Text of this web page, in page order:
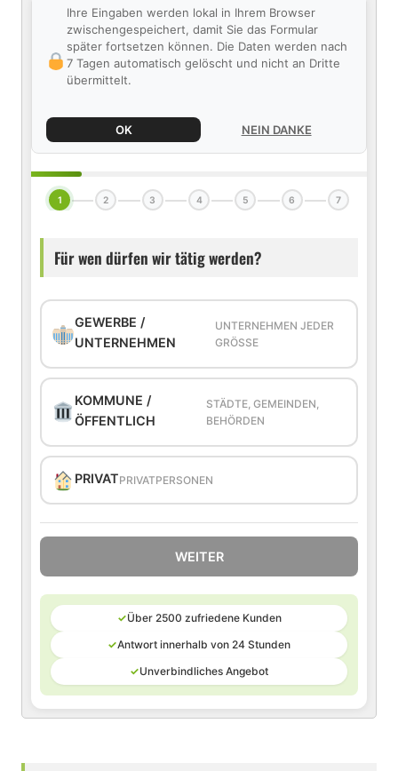
Ihre Eingaben werden lokal in Ihrem Browser
zwischengespeichert, damit Sie das Formular
später fortsetzen können. Die Daten werden nach
7 Tagen automatisch gelöscht und nicht an Dritte
übermittelt.
OK NEIN DANKE
1 2 3 4 5 6 7
Für wen dürfen wir tätig werden?
GEWERBE /
UNTERNEHMEN
UNTERNEHMEN JEDER
GRÖSSE
KOMMUNE /
ÖFFENTLICH
STÄDTE, GEMEINDEN,
BEHÖRDEN
PRIVATPRIVATPERSONEN
WEITER
✓Über 2500 zufriedene Kunden
✓Antwort innerhalb von 24 Stunden
✓Unverbindliches Angebot